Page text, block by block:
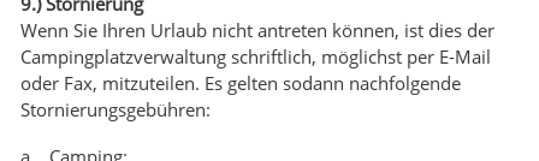
Wenn Sie Ihren Urlaub nicht antreten können, ist dies der
Campingplatzverwaltung schriftlich, möglichst per E-Mail
oder Fax, mitzuteilen. Es gelten sodann nachfolgende
Stornierungsgebühren: